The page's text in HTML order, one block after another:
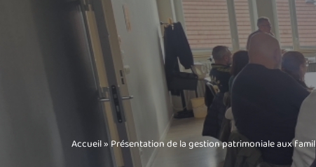
Accueil» Présentation de la gestion patrimoniale aux